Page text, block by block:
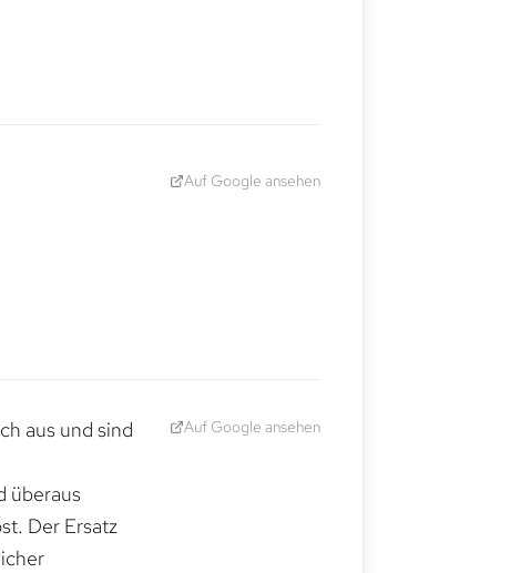
Auf Google ansehen
aus und sind
überaus
Der Ersatz
Auf Google ansehen